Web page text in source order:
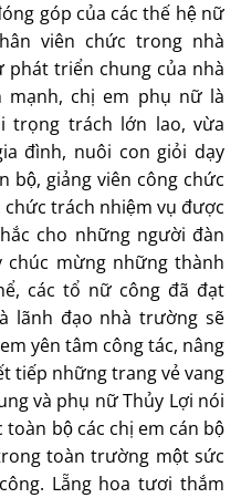
góp của các thế hệ nữ
viên chức trong nhà
triển chung của nhà
mạnh, chị em phụ nữ là
trọng trách lớn lao, vừa
đình, nuôi con giỏi dạy
bộ, giảng viên công chức
trách nhiệm vụ được
cho những người đàn
chúc mừng những thành
các tổ nữ công đã đạt
lãnh đạo nhà trường sẽ
yên tâm công tác, nâng
tiếp những trang vẻ vang
và phụ nữ Thủy Lợi nói
bộ các chị em cán bộ
toàn trường một sức
Lẵng hoa tươi thắm